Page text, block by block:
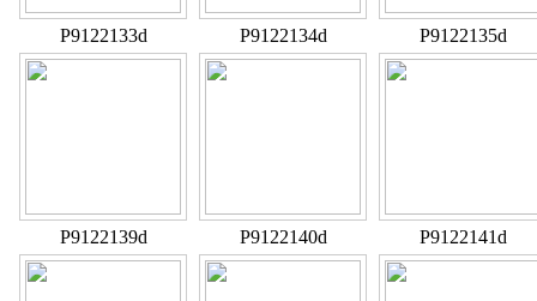
P9122133d P9122134d P9122135d
P9122139d P9122140d P9122141d